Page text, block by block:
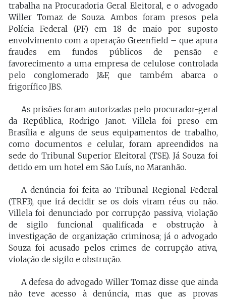
trabalha na Procuradoria Geral Eleitoral, e o advogado
Willer Tomaz de Souza. Ambos foram presos pela
Polícia Federal (PF) em 18 de maio por suposto
envolvimento com a operação Greenfield – que apura
fraudes em fundos públicos de pensão e
favorecimento a uma empresa de celulose controlada
pelo conglomerado J&F, que também abarca o
frigorífico JBS.
As prisões foram autorizadas pelo procurador-geral
da República, Rodrigo Janot. Villela foi preso em
Brasília e alguns de seus equipamentos de trabalho,
como documentos e celular, foram apreendidos na
sede do Tribunal Superior Eleitoral (TSE). Já Souza foi
detido em um hotel em São Luís, no Maranhão.
A denúncia foi feita ao Tribunal Regional Federal
(TRF3), que irá decidir se os dois viram réus ou não.
Villela foi denunciado por corrupção passiva, violação
de sigilo funcional qualificada e obstrução à
investigação de organização criminosa; já o advogado
Souza foi acusado pelos crimes de corrupção ativa,
violação de sigilo e obstrução.
A defesa do advogado Willer Tomaz disse que ainda
não teve acesso à denúncia, mas que as provas